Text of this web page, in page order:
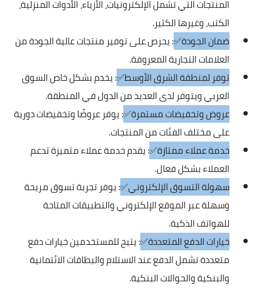
المنتجات التي تشمل الإلكترونيات، الأزياء، الأدوات المنزلية،
الكتب، وغيرها الكثير.
ضمان الجودة✅: يحرص على توفير منتجات عالية الجودة من
العلامات التجارية المعروفة.
توفر لمنطقة الشرق الأوسط✅: يخدم بشكل خاص السوق
العربي ويتوفر لدى العديد من الدول في المنطقة.
عروض وتخفيضات مستمرة✅: يوفر عروضًا وتخفيضات دورية
على مختلف الفئات من المنتجات.
خدمة عملاء ممتازة✅: يقدم خدمة عملاء متميزة تدعم
العملاء بشكل فعال.
سهولة التسوق الإلكتروني✅: يوفر تجربة تسوق مريحة
وسهلة عبر الموقع الإلكتروني والتطبيقات المتاحة
للهواتف الذكية.
خيارات الدفع المتعددة✅: يتيح للمستخدمين خيارات دفع
متعددة تشمل الدفع عند الاستلام والبطاقات الائتمانية
والبنكية والحوالات البنكية.